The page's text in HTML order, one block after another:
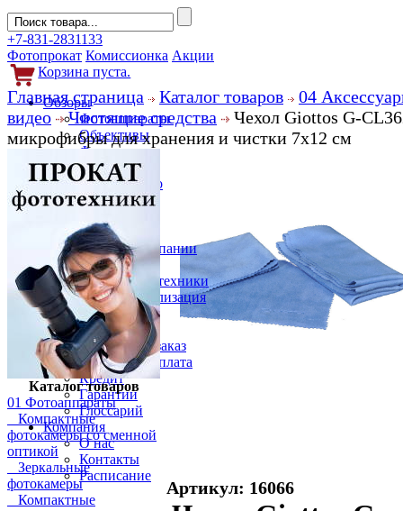
+7-831-2831133
Фотопрокат Комиссионка Акции
Корзина пуста.
Обзоры
Фотоаппараты
Объективы
Фильтры
Новости
Фото и видео
Гаджеты
Слухи
Новости компании
Услуги
Прокат фототехники
Выкуп и реализация
Покупателям
Акции
Как сделать заказ
Доставка и оплата
Кредит
Гарантии
Глоссарий
Компания
О нас
Контакты
Расписание
Главная страница Каталог товаров
04
видео
Чистящие средства
Чехол Giottos G-
микрофибры для хранения и чистки 7x12 см
Каталог товаров
01 Фотоаппараты
Компактные
фотокамеры со сменной
оптикой
Зеркальные
фотокамеры
Компактные
Артикул: 16066